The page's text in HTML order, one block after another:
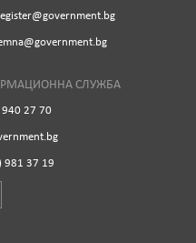
СЛУЖБА
940 27 70
981 37 19